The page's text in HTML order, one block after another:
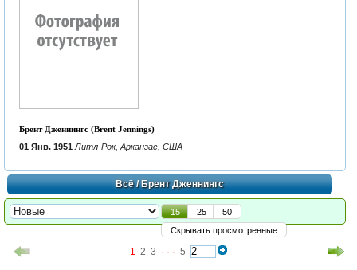
Брент Дженнингс (Brent Jennings)
01 Янв. 1951 Литл-Рок, Арканзас, США
Всё/ Брент Дженнингс
15 25
50
Скрывать просмотренные
1 2 3 · · · 5